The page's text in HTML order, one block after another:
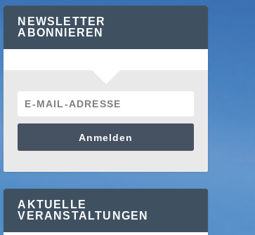
NEWSLETTER
ABONNIEREN
Anmelden
AKTUELLE
VERANSTALTUNGEN